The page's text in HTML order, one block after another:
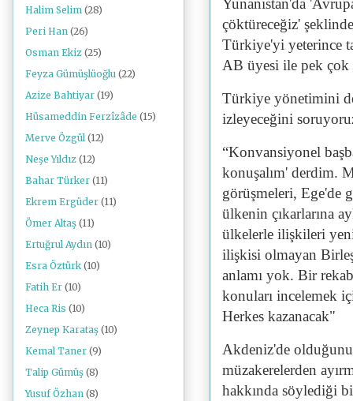
Yunanistan'da
çöktüreceğiz'
Türkiye'yi yeterince
AB üyesi ile pek
Türkiye yönetimini
izleyeceğini
“Konvansiyonel
konuşalım' derdim.
görüşmeleri, Ege'de
ülkenin çıkarlarına
ülkelerle ilişkileri
ilişkisi olmayan
anlamı yok. Bir
konuları incelemek
Herkes kazanacak"
Akdeniz'de olduğunu
müzakerelerden
hakkında söylediği
Halim Selim (28)
Peri Han (26)
Osman Ekiz (25)
Feyza Gümüşlüoğlu (22)
Azize Bahtiyar (19)
Hüsameddin Ferzîzâde (15)
Merve Özgül (12)
Neşe Yıldız (12)
Bahar Türker (11)
Ekrem Ergüder (11)
Ömer Altaş (11)
Ertuğrul Aydın (10)
Esra Öztürk (10)
Fatih Er (10)
Heca Ris (10)
Zeynep Karataş (10)
Kemal Taner (9)
Talip Gümüş (8)
Yusuf Özhan (8)